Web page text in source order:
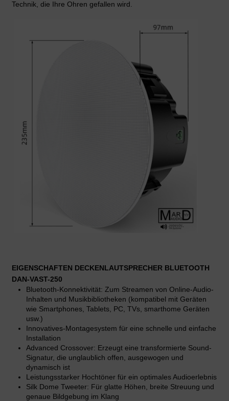
Technik, die Ihre Ohren gefallen wird.
EIGENSCHAFTEN DECKENLAUTSPRECHER BLUETOOTH
DAN-VAST-250
Bluetooth-Konnektivität: Zum Streamen von Online-Audio-
Inhalten und Musikbibliotheken (kompatibel mit Geräten
wie Smartphones, Tablets, PC, TVs, smarthome Geräten
usw.)
Innovatives-Montagesystem für eine schnelle und einfache
Installation
Advanced Crossover: Erzeugt eine transformierte Sound-
Signatur, die unglaublich offen, ausgewogen und
dynamisch ist
Leistungsstarker Hochtöner für ein optimales Audioerlebnis
Silk Dome Tweeter: Für glatte Höhen, breite Streuung und
genaue Bildgebung im Klang